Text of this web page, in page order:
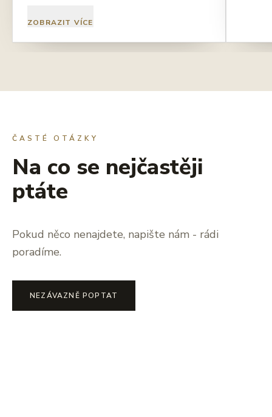
ZOBRAZIT VÍCE
ČASTÉ OTÁZKY
Na co se nejčastěji
ptáte
Pokud něco nenajdete, napište nám - rádi
poradíme.
NEZÁVAZNĚ POPTAT